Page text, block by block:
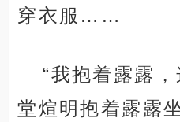
穿衣服……
“我抱着露露
堂煊明抱着露露